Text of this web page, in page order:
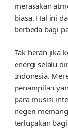
merasakan
biasa. Hal ini
berbeda bagi
Tak heran jika
energi selalu
Indonesia.
penampilan
para musisi
negeri
terlupakan